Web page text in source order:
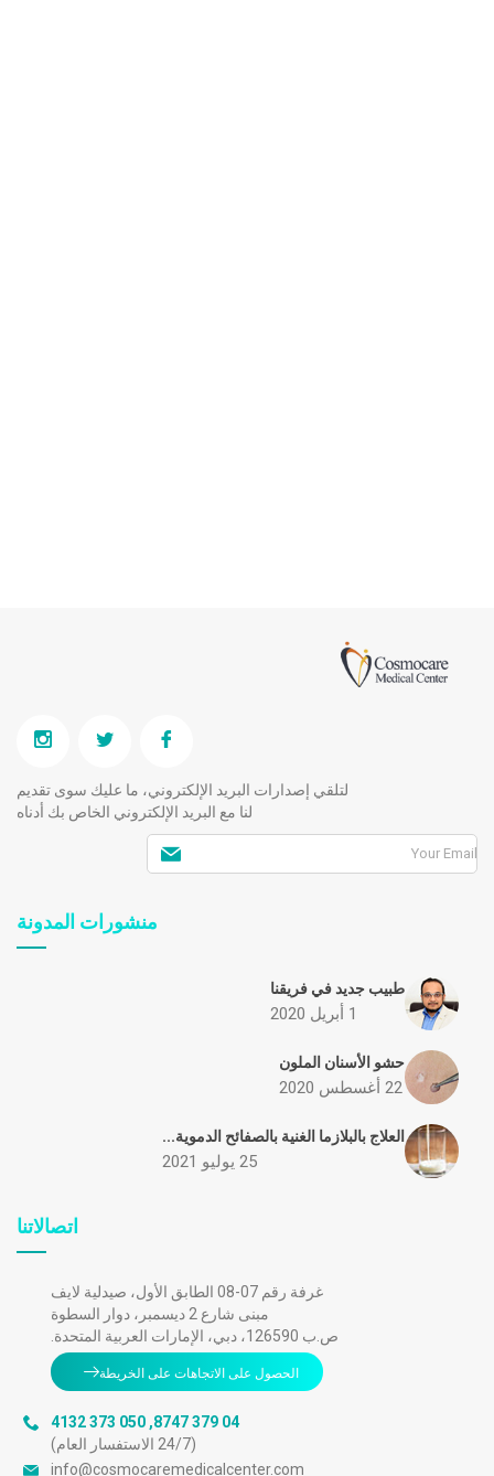
لتلقي إصدارات البريد الإلكتروني، ما عليك سوى تقديم
لنا مع البريد الإلكتروني الخاص بك أدناه
منشورات المدونة
طبيب جديد في فريقنا
1 أبريل 2020
حشو الأسنان الملون
22 أغسطس 2020
العلاج بالبلازما الغنية بالصفائح الدموية...
25 يوليو 2021
اتصالاتنا
غرفة رقم 07-08 الطابق الأول، صيدلية لايف
مبنى شارع 2 ديسمبر، دوار السطوة
ص.ب 126590، دبي، الإمارات العربية المتحدة.
الحصول على الاتجاهات على الخريطة
04 379 8747
,
050 373 4132
(24/7 الاستفسار العام)
info@cosmocaremedicalcenter.com